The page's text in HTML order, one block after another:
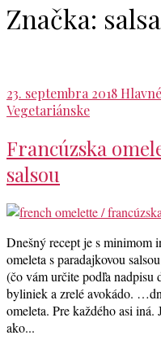
Značka: salsa
23. septembra 2018
Vegetariánske
Francúzska
salsou
Dnešný recept je s minimom
omeleta s paradajkovou
(čo vám určite podľa nadpisu
byliniek a zrelé avokádo.
omeleta. Pre každého asi
ako...